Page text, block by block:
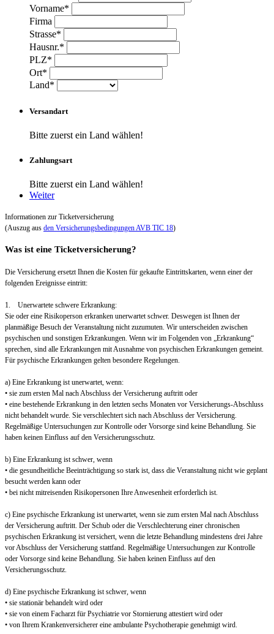
Vorname*
Firma
Strasse*
Hausnr.*
PLZ*
Ort*
Land*
Versandart
Bitte zuerst ein Land wählen!
Zahlungsart
Bitte zuerst ein Land wählen!
Weiter
Informationen zur Ticketversicherung
(Auszug aus den Versicherungsbedingungen AVB TIC 18)
Was ist eine Ticketversicherung?
Die Versicherung ersetzt Ihnen die Kosten für gekaufte Eintrittskarten, wenn einer der
folgenden Ereignisse eintritt:
1. Unerwartete schwere Erkrankung:
Sie oder eine Risikoperson erkranken unerwartet schwer. Deswegen ist Ihnen der
planmäßige Besuch der Veranstaltung nicht zuzumuten. Wir unterscheiden zwischen
psychischen und sonstigen Erkrankungen. Wenn wir im Folgenden von „Erkrankung“
sprechen, sind alle Erkrankungen mit Ausnahme von psychischen Erkrankungen gemeint.
Für psychische Erkrankungen gelten besondere Regelungen.
a) Eine Erkrankung ist unerwartet, wenn:
• sie zum ersten Mal nach Abschluss der Versicherung auftritt oder
• eine bestehende Erkrankung in den letzten sechs Monaten vor Versicherungs-Abschluss
nicht behandelt wurde. Sie verschlechtert sich nach Abschluss der Versicherung.
Regelmäßige Untersuchungen zur Kontrolle oder Vorsorge sind keine Behandlung. Sie
haben keinen Einfluss auf den Versicherungsschutz.
b) Eine Erkrankung ist schwer, wenn
• die gesundheitliche Beeinträchtigung so stark ist, dass die Veranstaltung nicht wie geplant
besucht werden kann oder
• bei nicht mitreisenden Risikopersonen Ihre Anwesenheit erforderlich ist.
c) Eine psychische Erkrankung ist unerwartet, wenn sie zum ersten Mal nach Abschluss
der Versicherung auftritt. Der Schub oder die Verschlechterung einer chronischen
psychischen Erkrankung ist versichert, wenn die letzte Behandlung mindestens drei Jahre
vor Abschluss der Versicherung stattfand. Regelmäßige Untersuchungen zur Kontrolle
oder Vorsorge sind keine Behandlung. Sie haben keinen Einfluss auf den
Versicherungsschutz.
d) Eine psychische Erkrankung ist schwer, wenn
• sie stationär behandelt wird oder
• sie von einem Facharzt für Psychiatrie vor Stornierung attestiert wird oder
• von Ihrem Krankenversicherer eine ambulante Psychotherapie genehmigt wird.